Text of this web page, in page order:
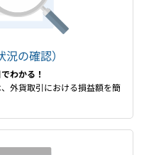
の確認）
わかる！
外貨取引における損益額を簡